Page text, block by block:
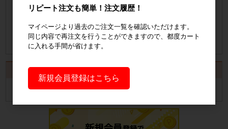
納品書の発行手順についてご案内
納品書発行手順について
カートは空です
リピート注文も簡単！注文履歴！
マイページより過去のご注文一覧を確認いただけます。
同じ内容で再注文を行うことができますので、都度カート
に入れる手間が省けます。
新規会員登録はこちら